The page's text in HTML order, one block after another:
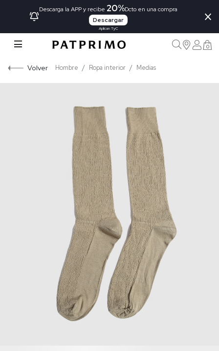
Descarga la APP y recibe 20%Dcto en una compra
Descargar
Aplican TyC
×
0
Volver Hombre Ropa interior Medias